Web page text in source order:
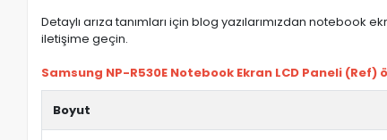
Detaylı arıza tanımları için blog yazılarımızdan
iletişime geçin.
Samsung NP-R530E Notebook Ekran LCD Paneli (Ref)
Boyut